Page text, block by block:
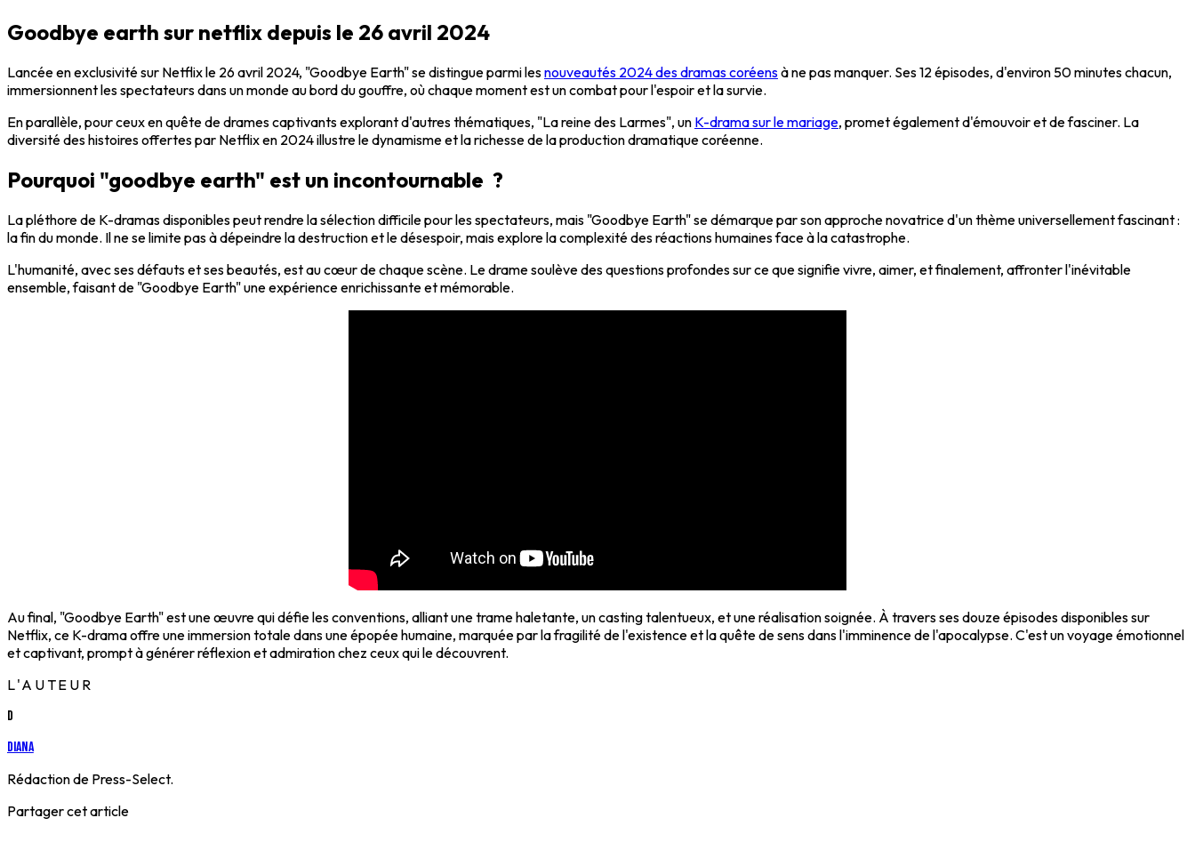
Goodbye earth sur netflix depuis le 26 avril 2024
Lancée en exclusivité sur Netflix le 26 avril 2024, "Goodbye Earth" se distingue parmi lesnouveautés 2024 des dramas coréensà ne pas manquer. Ses 12 épisodes, d'environ 50 minutes chacun,
immersionnent les spectateurs dans un monde au bord du gouffre, où chaque moment est un combat pour l'espoir et la survie.
En parallèle, pour ceux en quête de drames captivants explorant d'autres thématiques, "La reine des Larmes", un K-drama sur le mariage, promet également d'émouvoir et de fasciner. La
diversité des histoires offertes par Netflix en 2024 illustre le dynamisme et la richesse de la production dramatique coréenne.
Pourquoi "goodbye earth" est un incontournable ?
La pléthore de K-dramas disponibles peut rendre la sélection difficile pour les spectateurs, mais "Goodbye Earth" se démarque par son approche novatrice d'un thème universellement fascinant :
la fin du monde. Il ne se limite pas à dépeindre la destruction et le désespoir, mais explore la complexité des réactions humaines face à la catastrophe.
L'humanité, avec ses défauts et ses beautés, est au cœur de chaque scène. Le drame soulève des questions profondes sur ce que signifie vivre, aimer, et finalement, affronter l'inévitable
ensemble, faisant de "Goodbye Earth" une expérience enrichissante et mémorable.
Au final, "Goodbye Earth" est une œuvre qui défie les conventions, alliant une trame haletante, un casting talentueux, et une réalisation soignée. À travers ses douze épisodes disponibles sur
Netflix, ce K-drama offre une immersion totale dans une épopée humaine, marquée par la fragilité de l'existence et la quête de sens dans l'imminence de l'apocalypse. C'est un voyage émotionnel
et captivant, prompt à générer réflexion et admiration chez ceux qui le découvrent.
L'AUTEUR
D
Diana
Rédaction de Press-Select.
Partager cet article